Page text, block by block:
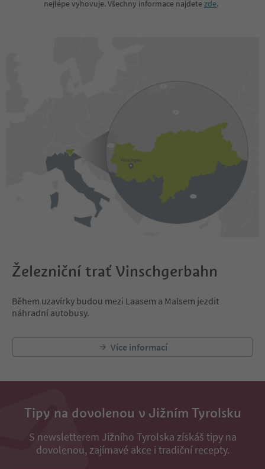
nejlépe vyhovuje. Všechny informace najdetezde.
Železniční trať Vinschgerbahn
Během uzavírky budou mezi Laasem a Malsem jezdit
náhradní autobusy.
Více informací
Tipy na dovolenou v Jižním Tyrolsku
S newsletterem Jižního Tyrolska získáš tipy na
dovolenou, zajímavé akce i tradiční recepty.